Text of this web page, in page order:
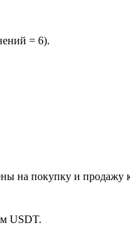
= 6).
на покупку и продажу
USDT.